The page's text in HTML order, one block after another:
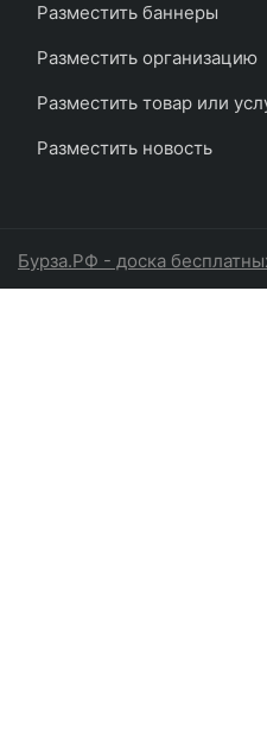
Разместить баннеры
Разместить организацию
Разместить товар или
Разместить новость
Бурза.РФ - доска